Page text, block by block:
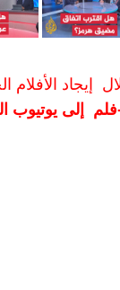
الأفلام
فلم إلى يوتيوب